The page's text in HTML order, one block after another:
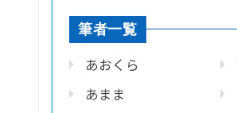
筆者一覧
あおくら
あまま